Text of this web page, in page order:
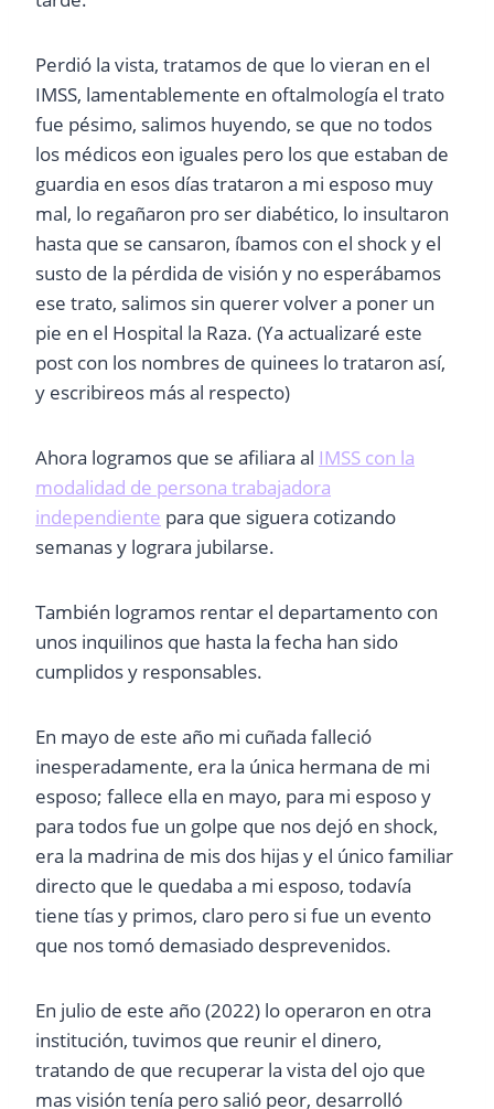
Perdió la vista, tratamos de que lo vieran en el
IMSS, lamentablemente en oftalmología el trato
fue pésimo, salimos huyendo, se que no todos
los médicos eon iguales pero los que estaban de
guardia en esos días trataron a mi esposo muy
mal, lo regañaron pro ser diabético, lo insultaron
hasta que se cansaron, íbamos con el shock y el
susto de la pérdida de visión y no esperábamos
ese trato, salimos sin querer volver a poner un
pie en el Hospital la Raza. (Ya actualizaré este
post con los nombres de quinees lo trataron así,
y escribireos más al respecto)
Ahora logramos que se afiliara al IMSS con la
modalidad de persona trabajadora
independiente para que siguera cotizando
semanas y lograra jubilarse.
También logramos rentar el departamento con
unos inquilinos que hasta la fecha han sido
cumplidos y responsables.
En mayo de este año mi cuñada falleció
inesperadamente, era la única hermana de mi
esposo; fallece ella en mayo, para mi esposo y
para todos fue un golpe que nos dejó en shock,
era la madrina de mis dos hijas y el único familiar
directo que le quedaba a mi esposo, todavía
tiene tías y primos, claro pero si fue un evento
que nos tomó demasiado desprevenidos.
En julio de este año (2022) lo operaron en otra
institución, tuvimos que reunir el dinero,
tratando de que recuperar la vista del ojo que
mas visión tenía pero salió peor, desarrolló